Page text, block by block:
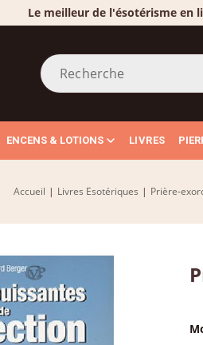
Le meilleur de l'ésotérisme en
ENCENS & LOTIONS LIVRES
Accueil | Livres Esotériques | Prière-